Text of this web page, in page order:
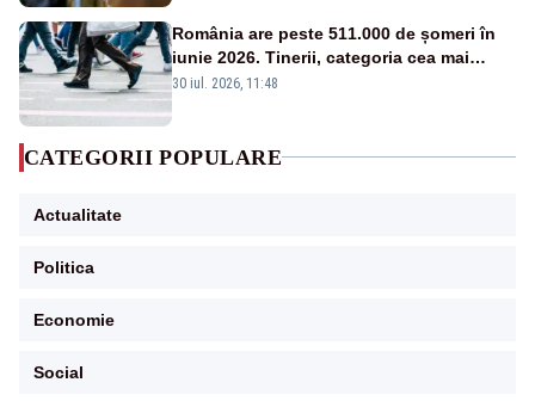
România are peste 511.000 de șomeri în
iunie 2026. Tinerii, categoria cea mai
afectată
30 iul. 2026, 11:48
CATEGORII POPULARE
Actualitate
Politica
Economie
Social